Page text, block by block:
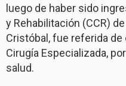
luego de haber sido
y Rehabilitación (CCR)
Cristóbal, fue referida
Cirugía Especializada,
salud.